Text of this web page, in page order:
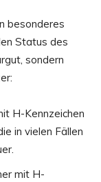
besonderes
Status des
sondern
H-Kennzeichen
in vielen Fällen
mit H-